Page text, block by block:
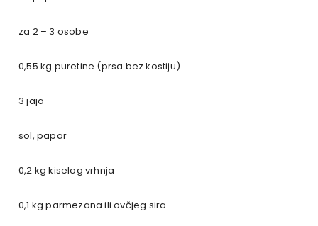
za 2 – 3 osobe
0,55 kg puretine (prsa bez kostiju)
3 jaja
sol, papar
0,2 kg kiselog vrhnja
0,1 kg parmezana ili ovčjeg sira